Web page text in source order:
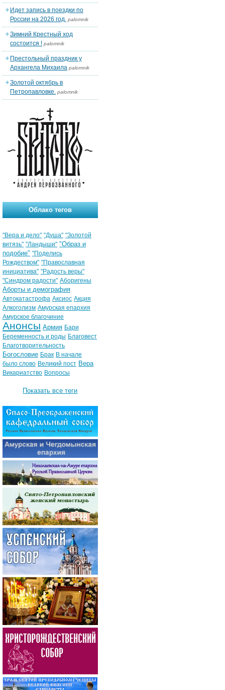
Идет запись в поездки по
России на 2026 год. palomnik
Зимний Крестный ход
состоится ! palomnik
Престольный праздник у
Архангела Михаила palomnik
Золотой октябрь в
Петропавловке. palomnik
Облако тегов
"Вера и дело" "Душа" "Золотой
витязь" "Ландыши" "Образ и
подобие" "Поделись
Рождеством" "Православная
инициатива" "Радость веры"
"Синдром радости" Аборигены
Аборты и демография
Автокатастрофа Аксиос Акция
Алкоголизм Амурская епархия
Амурское благочиние
Анонсы Армия Бари
Беременность и роды Благовест
Благотворительность
Богословие Брак В начале
было слово Великий пост Вера
Викариатство Вопросы
Показать все теги